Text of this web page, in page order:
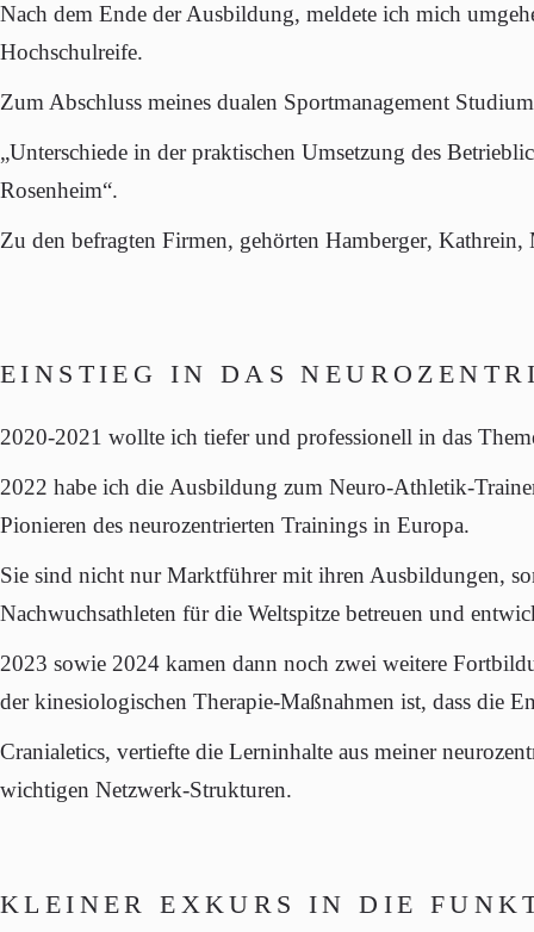
Nach dem Ende der Ausbildung, meldete ich mich
Hochschulreife.
Zum Abschluss meines dualen Sportmanagement
„Unterschiede in der praktischen Umsetzung des
Rosenheim“.
Zu den befragten Firmen, gehörten Hamberger, Kathrein,
EINSTIEG IN DAS
2020-2021 wollte ich tiefer und professionell in das
2022 habe ich die Ausbildung zum Neuro-Athletik-
Pionieren des neurozentrierten Trainings in Europa.
Sie sind nicht nur Marktführer mit ihren Ausbildungen,
Nachwuchsathleten für die Weltspitze betreuen und
2023 sowie 2024 kamen dann noch zwei weitere
der kinesiologischen Therapie-Maßnahmen ist, dass die
Cranialetics, vertiefte die Lerninhalte aus meiner
wichtigen Netzwerk-Strukturen.
KLEINER EXKURS IN DIE